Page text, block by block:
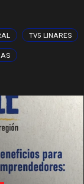
TV5 LINARES